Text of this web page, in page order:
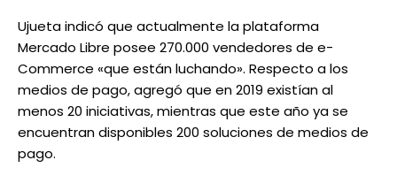
Ujueta indicó que actualmente la plataforma
Mercado Libre posee 270.000 vendedores de e-
Commerce «que están luchando». Respecto a los
medios de pago, agregó que en 2019 existían al
menos 20 iniciativas, mientras que este año ya se
encuentran disponibles 200 soluciones de medios de
pago.